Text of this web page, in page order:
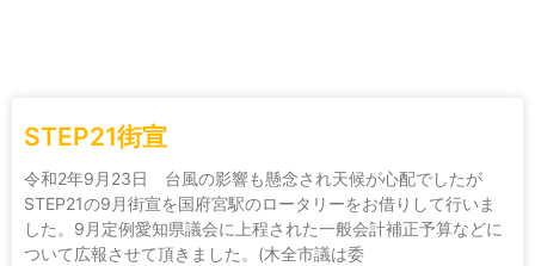
STEP21街宣
令和2年9月23日 台風の影響も懸念され天候が心配でしたが
STEP21の9月街宣を国府宮駅のロータリーをお借りして行いま
した。9月定例愛知県議会に上程された一般会計補正予算などに
ついて広報させて頂きました。(木全市議は委